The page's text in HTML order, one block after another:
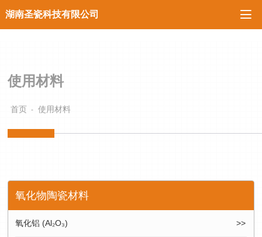
湖南圣瓷科技有限公司 
使用材料
首页 使用材料
氧化物陶瓷材料
氧化铝 (Al₂O₃)